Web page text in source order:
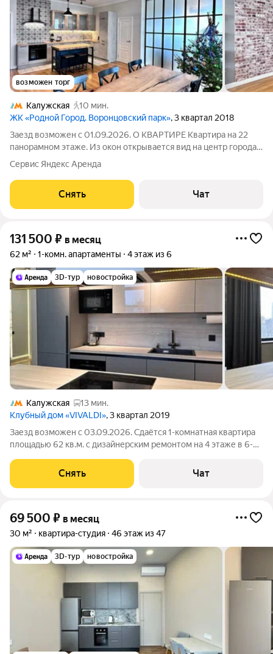
возможен торг
Калужская
10 мин.
ЖК «Родной Город. Воронцовский парк», 3 квартал 2018
Заезд возможен с 01.09.2026. О КВАРТИРЕ Квартира на 22
панорамном этаже. Из окон открывается вид на центр города и
Воронцовский парк. Планировка включает спальню с
отдельной ванной, детскую комнату, просторную кухню-
столовую, гостиную (можно
Сервис Яндекс Аренда
Снять Чат
131 500 ₽ в месяц
62 м² 1-комн. апартаменты 4 этаж из 6
3D-тур новостройка
Калужская
13 мин.
Клубный дом «VIVALDI», 3 квартал 2019
Заезд возможен с 03.09.2026. Сдаётся 1-комнатная квартира
площадью 62 кв.м. с дизайнерским ремонтом на 4 этаже в 6-
Посудомоечная машина
Снять Чат
69 500 ₽ в месяц
30 м² квартира-студия 46 этаж из 47
3D-тур новостройка